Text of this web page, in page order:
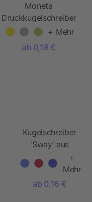
Moneta
Druckkugelschreiber
aus Aluminium mit
+ Mehr
ab 0,18 €
Kugelschreiber
'Sway' aus
+
Mehr
ab 0,16 €